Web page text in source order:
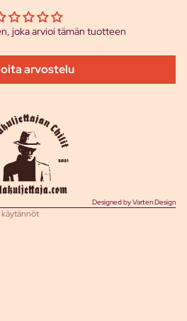
joka arvioi tämän tuotteen
arvostelu
Designed by Varten Design
käytännöt